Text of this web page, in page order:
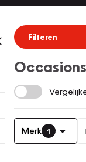
Filteren
Occasions
Merk 1